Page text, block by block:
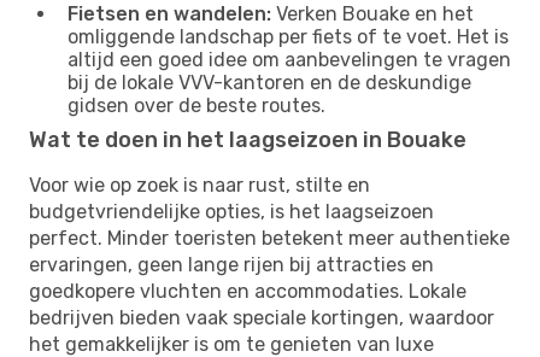
Fietsen en wandelen: Verken Bouake en het
omliggende landschap per fiets of te voet. Het is
altijd een goed idee om aanbevelingen te vragen
bij de lokale VVV-kantoren en de deskundige
gidsen over de beste routes.
Wat te doen in het laagseizoen in Bouake
Voor wie op zoek is naar rust, stilte en
budgetvriendelijke opties, is het laagseizoen
perfect. Minder toeristen betekent meer authentieke
ervaringen, geen lange rijen bij attracties en
goedkopere vluchten en accommodaties. Lokale
bedrijven bieden vaak speciale kortingen, waardoor
het gemakkelijker is om te genieten van luxe